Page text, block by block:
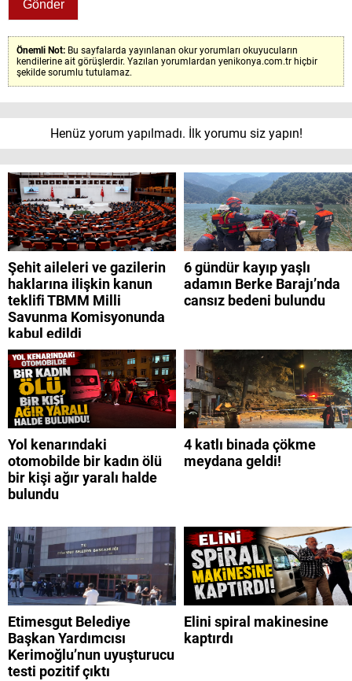
Önemli Not: Bu sayfalarda yayınlanan okur yorumları okuyucuların
kendilerine ait görüşlerdir. Yazılan yorumlardan yenikonya.com.tr hiçbir
şekilde sorumlu tutulamaz.
Henüz yorum yapılmadı. İlk yorumu siz yapın!
Şehit aileleri ve gazilerin
haklarına ilişkin kanun
teklifi TBMM Milli
Savunma Komisyonunda
kabul edildi
6 gündür kayıp yaşlı
adamın Berke Barajı’nda
cansız bedeni bulundu
Yol kenarındaki
otomobilde bir kadın ölü
bir kişi ağır yaralı halde
bulundu
4 katlı binada çökme
meydana geldi!
Etimesgut Belediye
Başkan Yardımcısı
Kerimoğlu’nun uyuşturucu
testi pozitif çıktı
Elini spiral makinesine
kaptırdı